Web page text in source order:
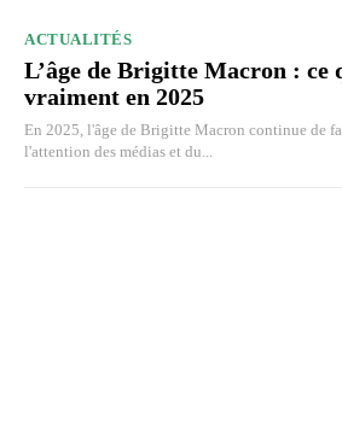
ACTUALITÉS
L’âge de Brigitte Macron : ce
vraiment en 2025
En 2025, l'âge de Brigitte Macron continue de
l'attention des médias et du...